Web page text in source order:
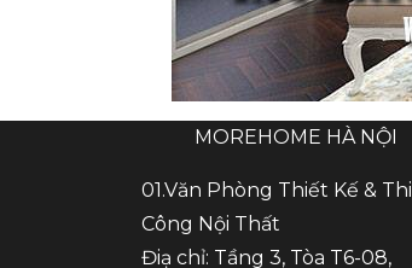
MOREHOME HÀ NỘI
01.Văn Phòng Thiết Kế & Thi
Công Nội Thất
Điạ chỉ: Tầng 3, Tòa T6-08,